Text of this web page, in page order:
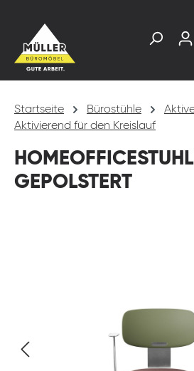
Startseite Bürostühle
Aktivierend für den Kreislauf
GEPOLSTERT